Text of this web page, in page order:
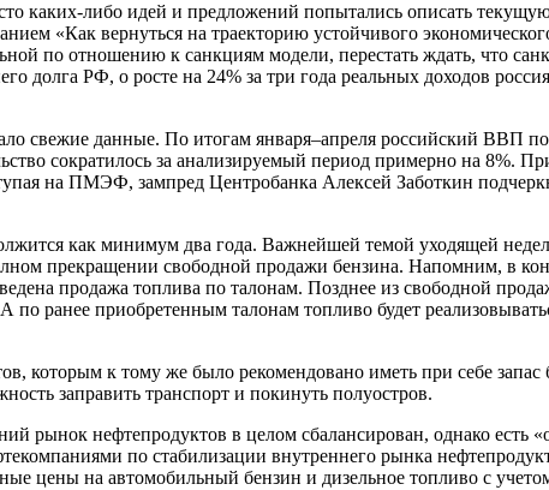
каких-либо идей и предложений попытались описать
«Как вернуться на траекторию устойчивого
по отношению к санкциям модели, перестать ждать, что
РФ, о росте на 24% за три года реальных доходов
свежие данные. По итогам января–апреля российский ВВП
сократилось за анализируемый период примерно на 8%.
на ПМЭФ, зампред Центробанка Алексей Заботкин
как минимум два года. Важнейшей темой уходящей
прекращении свободной продажи бензина. Напомним, в
продажа топлива по талонам. Позднее из свободной
ранее приобретенным талонам топливо будет
которым к тому же было рекомендовано иметь при себе
заправить транспорт и покинуть полуостров.
рынок нефтепродуктов в целом сбалансирован, однако есть
по стабилизации внутреннего рынка
цены на автомобильный бензин и дизельное топливо с